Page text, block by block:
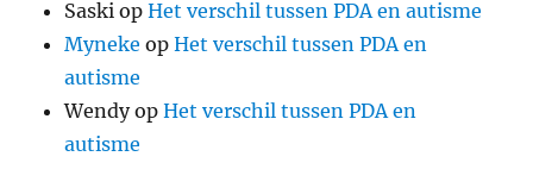
Saski opHet verschil tussen PDA en autisme
Myneke opHet verschil tussen PDA en
autisme
WendyopHet verschil tussen PDA en
autisme